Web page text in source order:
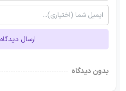
ارسال دیدگاه
بدون دیدگاه